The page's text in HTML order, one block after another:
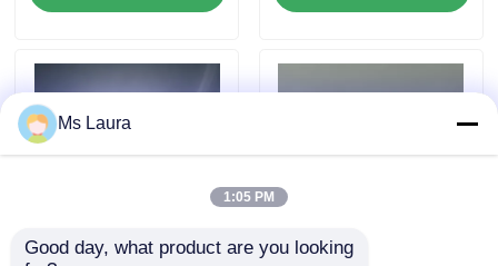
ニュース
ブタンのガス弁
Ms Laura
1:05 PM
Good day, what product are you looking